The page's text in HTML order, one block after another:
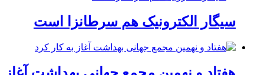
سیگار الکترونیک هم سرطانزا است